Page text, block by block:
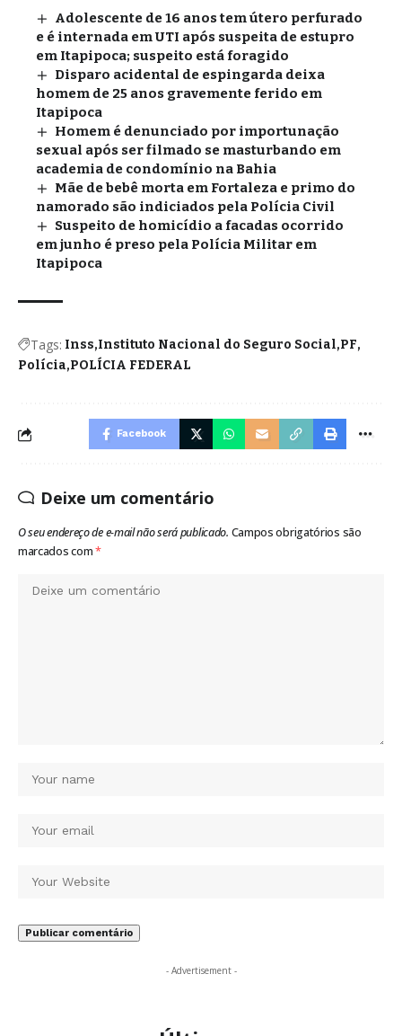
Adolescente de 16 anos tem útero perfurado
e é internada em UTI após suspeita de estupro
em Itapipoca; suspeito está foragido
Disparo acidental de espingarda deixa
homem de 25 anos gravemente ferido em
Itapipoca
Homem é denunciado por importunação
sexual após ser filmado se masturbando em
academia de condomínio na Bahia
Mãe de bebê morta em Fortaleza e primo do
namorado são indiciados pela Polícia Civil
Suspeito de homicídio a facadas ocorrido
em junho é preso pela Polícia Militar em
Itapipoca
Tags: Inss Instituto Nacional do Seguro Social PF
Polícia POLÍCIA FEDERAL
Facebook
Deixe um comentário
O seu endereço de e-mail não será publicado. Campos obrigatórios são
marcados com*
- Advertisement -